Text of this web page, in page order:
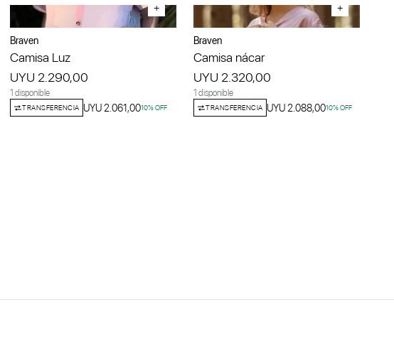
+
Braven
Camisa Luz
UYU 2.290,00
1 disponible
TRANSFERENCIA UYU 2.061,0010% OFF
+
Braven
Camisa nácar
UYU 2.320,00
1 disponible
TRANSFERENCIA UYU 2.088,0010% OFF